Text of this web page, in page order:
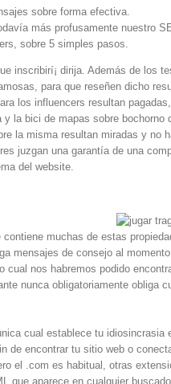
sobre forma efectiva.
más profusamente nuestro
sobre 5 simples pasos.
inscribirí¡ dirija. Además de los
para que reseñen dicho
los influencers resultan
la bici de mapas sobre bochorno
la misma resultan miradas y no
juzgan una garantía de una
del website.
muchas de estas
mensajes de consejo al
nos habremos podido
nunca obligatoriamente obliga
cual establece tu idiosincrasia
de encontrar tu sitio web o
el .com es habitual, otras
que aparece en cualquier